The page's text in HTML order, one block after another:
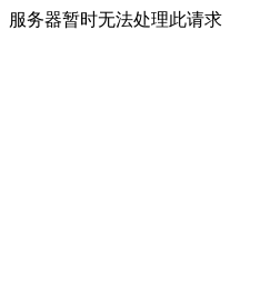
服务器暂时无法处理此请求